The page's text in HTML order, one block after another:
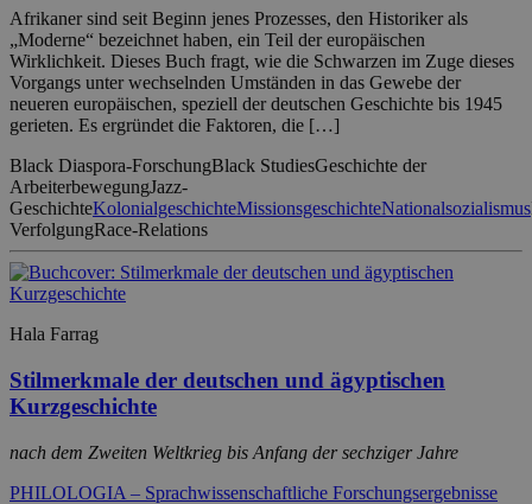
Afrikaner sind seit Beginn jenes Prozesses, den Historiker als
„Moderne“ bezeichnet haben, ein Teil der europäischen
Wirklichkeit. Dieses Buch fragt, wie die Schwarzen im Zuge dieses
Vorgangs unter wechselnden Umständen in das Gewebe der
neueren europäischen, speziell der deutschen Geschichte bis 1945
gerieten. Es ergründet die Faktoren, die […]
Black Diaspora-ForschungBlack StudiesGeschichte der
ArbeiterbewegungJazz-
GeschichteKolonialgeschichteMissionsgeschichteNationalsozialismus
VerfolgungRace-Relations
Hala Farrag
Stilmerkmale der deutschen und ägyptischen
Kurzgeschichte
nach dem Zweiten Weltkrieg bis Anfang der sechziger Jahre
PHILOLOGIA – Sprachwissenschaftliche Forschungsergebnisse